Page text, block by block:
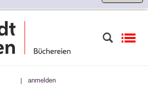
| anmelden